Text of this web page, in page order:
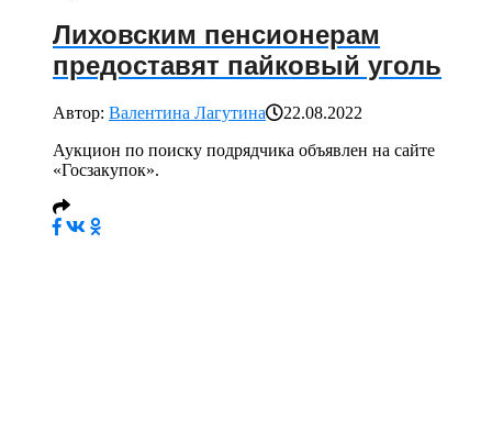
Лиховским пенсионерам
предоставят пайковый уголь
Автор: Валентина Лагутина
22.08.2022
Аукцион по поиску подрядчика объявлен на сайте
«Госзакупок».